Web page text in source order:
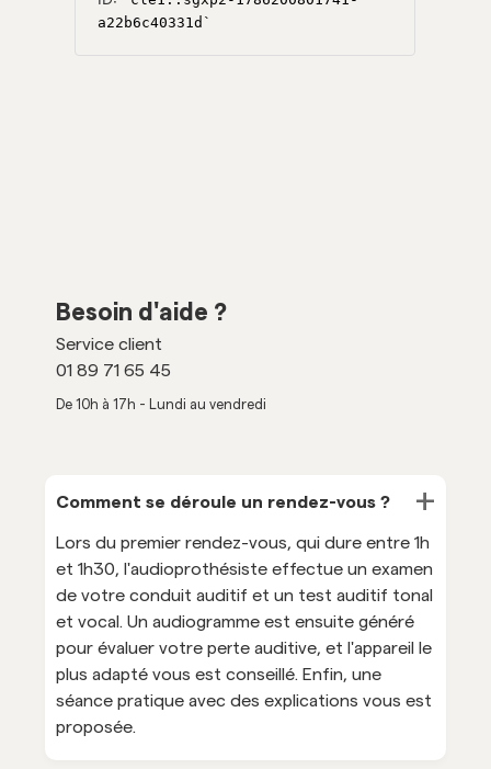
Besoin d'aide ?
Service client
01 89 71 65 45
De 10h à 17h - Lundi au vendredi
Comment se déroule un rendez-vous ? +
Lors du premier rendez-vous, qui dure entre 1h
et 1h30, l'audioprothésiste effectue un examen
de votre conduit auditif et un test auditif tonal
et vocal. Un audiogramme est ensuite généré
pour évaluer votre perte auditive, et l'appareil le
plus adapté vous est conseillé. Enfin, une
séance pratique avec des explications vous est
proposée.